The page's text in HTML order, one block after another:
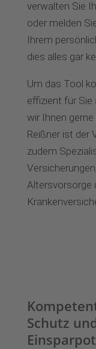
verwalten Sie
oder melden
Ihrem
dies alles gar
Um das Tool
effizient für
wir Ihnen
Reißner ist der
zudem
Altersvorsorge
Schutz